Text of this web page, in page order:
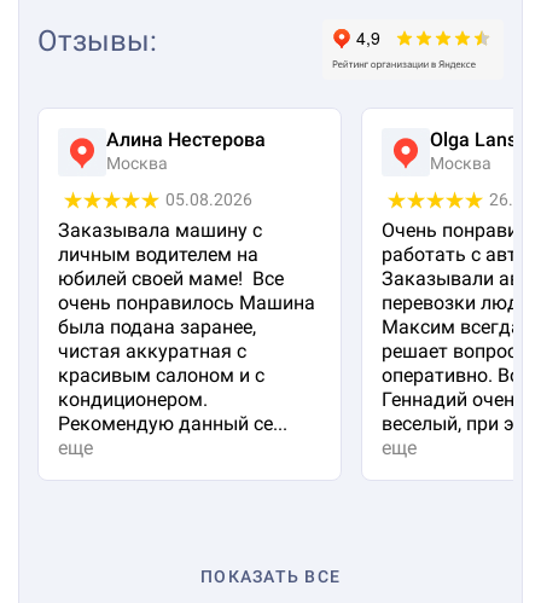
Отзывы:
Алина Нестерова
Москва
05.08.2026
Заказывала машину с
личным водителем на
юбилей своей маме! Все
очень понравилось Машина
была подана заранее,
чистая аккуратная с
красивым салоном и с
кондиционером.
Рекомендую данный се...
еще
Olga
Москва
Очень
работать с авто
Заказывали
перевозки
Максим всегда
решает вопросы
оперативно.
Геннадий очень
веселый, при эт...
еще
ПОКАЗАТЬ ВСЕ